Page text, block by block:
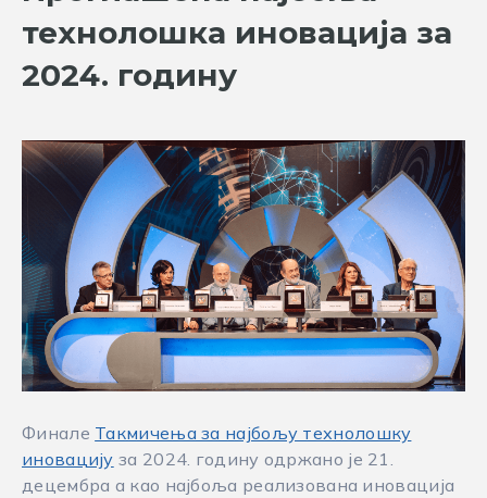
технолошка иновација за
2024. годину
Финале Такмичења за најбољу технолошку
иновацију за 2024. годину одржано је 21.
децембра а као најбоља реализована иновација